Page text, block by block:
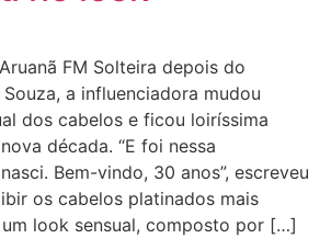
FM Solteira depois do
a influenciadora mudou
dos cabelos e ficou loiríssima
década. “E foi nessa
Bem-vindo, 30 anos”, escreveu
os cabelos platinados mais
look sensual, composto por […]